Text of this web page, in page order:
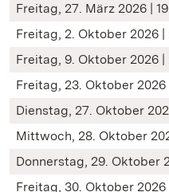
Freitag, 27. März 2026 |
Freitag, 2. Oktober 2026 |
Freitag, 9. Oktober 2026 |
Freitag, 23. Oktober 2026
Dienstag, 27. Oktober
Mittwoch, 28. Oktober
Donnerstag, 29. Oktober
Freitag, 30. Oktober 2026